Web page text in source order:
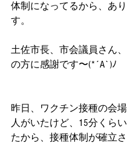
体制になってるから、あ
す。
土佐市長、市会議員さん
の方に感謝です〜(*´A`)ﾉ
昨日、ワクチン接種の会
人がいたけど、15分くら
たから、接種体制が確立